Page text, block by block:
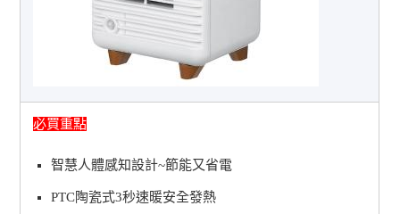
必買重點
智慧人體感知設計~節能又省電
PTC陶瓷式3秒速暖安全發熱